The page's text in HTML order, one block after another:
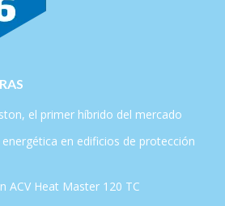
el primer híbrido del mercado
en edificios de protección
ACV Heat Master 120 TC